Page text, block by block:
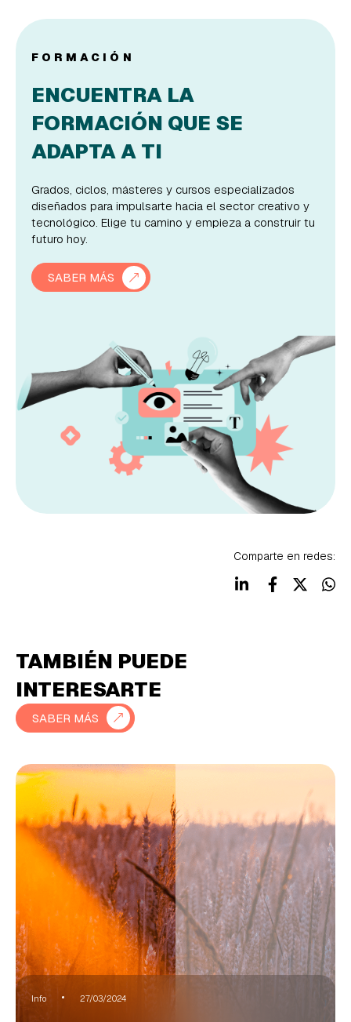
FORMACIÓN
ENCUENTRA LA
FORMACIÓN QUE SE
ADAPTA A TI
Grados, ciclos, másteres y cursos especializados
diseñados para impulsarte hacia el sector creativo y
tecnológico. Elige tu camino y empieza a construir tu
futuro hoy.
SABER MÁS
Comparte en redes:
TAMBIÉN PUEDE
INTERESARTE
SABER MÁS
Info 27/03/2024